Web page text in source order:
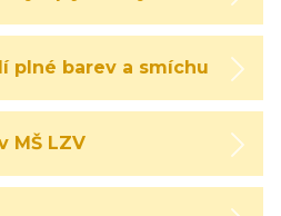
plné barev a smíchu
MŠ LZV